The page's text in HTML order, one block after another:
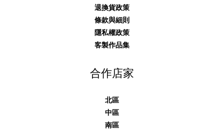
退換貨政策
條款與細則
隱私權政策
客製作品集
合作店家
北區
中區
南區